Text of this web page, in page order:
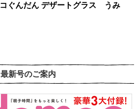
ノラネコぐんだん デザートグラス うみ
最新号のご案内